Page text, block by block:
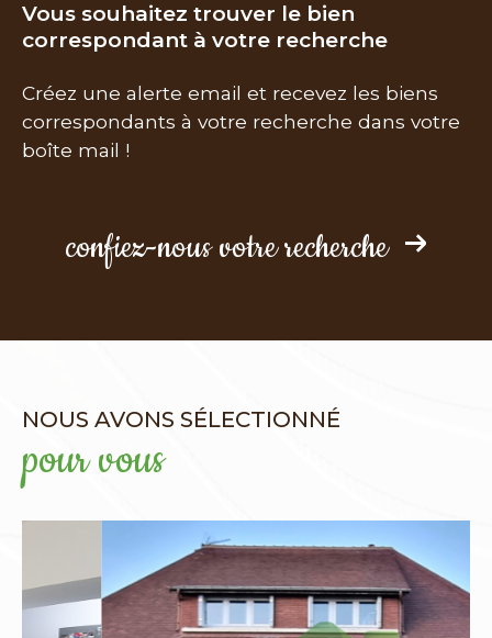
Vous souhaitez trouver le bien
correspondant à votre recherche
Créez une alerte email et recevez les biens
correspondants à votre recherche dans votre
boîte mail !
confiez-nous votre recherche
NOUS AVONS SÉLECTIONNÉ
pour vous